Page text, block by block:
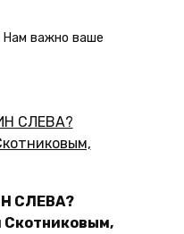
Нам важно ваше
СЛЕВА?
Скотниковым,